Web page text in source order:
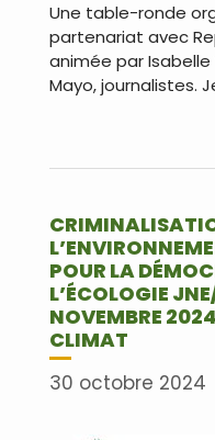
Une table-ronde
partenariat avec
animée par
Mayo, journalistes.
POUR LA
L’ÉCOLOGIE
NOVEMBRE
CLIMAT
30 octobre 2024